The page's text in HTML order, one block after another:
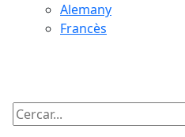
Alemany
Francès
Cercar: